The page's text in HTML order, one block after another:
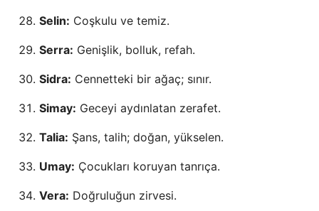
Selin: Coşkulu ve temiz.
Serra: Genişlik, bolluk, refah.
Sidra: Cennetteki bir ağaç; sınır.
Simay: Geceyi aydınlatan zerafet.
Talia: Şans, talih; doğan, yükselen.
Umay: Çocukları koruyan tanrıça.
Vera: Doğruluğun zirvesi.